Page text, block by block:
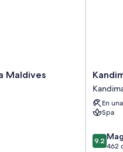
Maldives
Island
En
Spa
9.2
de
9.2
462